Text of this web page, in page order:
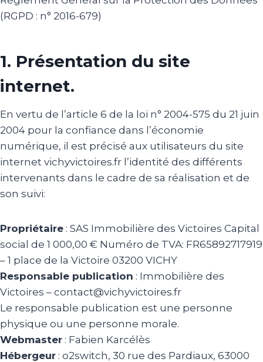
(RGPD : n° 2016-679)
1. Présentation du site
internet.
En vertu de l’article 6 de la loi n° 2004-575 du 21 juin
2004 pour la confiance dans l’économie
numérique, il est précisé aux utilisateurs du site
internet vichyvictoires.fr l’identité des différents
intervenants dans le cadre de sa réalisation et de
son suivi:
Propriétaire : SAS Immobilière des Victoires Capital
social de 1 000,00 € Numéro de TVA: FR65892717919
– 1 place de la Victoire 03200 VICHY
Responsable publication : Immobilière des
Victoires – contact@vichyvictoires.fr
Le responsable publication est une personne
physique ou une personne morale.
Webmaster : Fabien Karcélès
Hébergeur : o2switch, 30 rue des Pardiaux, 63000